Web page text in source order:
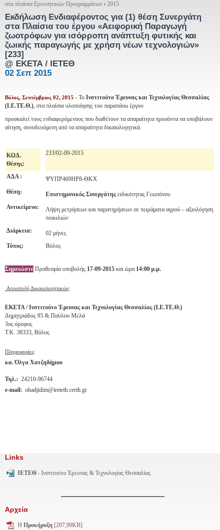
στα πλαίσια Ερευνητικών Προγραμμάτων › 2015
Εκδήλωση Ενδιαφέροντος για (1) θέση Συνεργάτη
στα Πλαίσια του έργου «Αειφορική Παραγωγή
ζωοτρόφων για ισόρροπη ανάπτυξη φυτικής και
ζωικής παραγωγής με χρήση νέων τεχνολογιών»
[233]
@ ΕΚΕΤΑ / ΙΕΤΕΘ
02 Σεπ 2015
Βόλος, Σεπτέμβριος 02, 2015 - Το Ινστιτούτο Έρευνας και Τεχνολογίας Θεσσαλίας
(Ι.Ε.ΤΕ.Θ.), στα πλαίσια υλοποίησης του παραπάνω έργου
προσκαλεί τους ενδιαφερόμενους που διαθέτουν τα απαραίτητα προσόντα να υποβάλουν
αίτηση, συνοδευόμενη από τα απαραίτητα δικαιολογητικά.
ΚΩΔ.
Θέσης:
233/02-09-2015
ΑΔΑ :
ΨΥΠΡ469ΗΡ8-ΘΚΧ
Θέση:
Επιστημονικός Συνεργάτης ειδικότητας Γεωπόνου
Αντικείμενο:
Λήψη μετρήσεων και παρατηρήσεων σε πειράματα αγρού – αξιολόγηση
ποικιλιών
Διάρκεια:
02 μήνες
Τόπος:
Βόλος
Σημειώστε Προθεσμία υποβολής 17-09-2015 και ώρα 14:00 μ.μ.
Αποστολή Δικαιολογητικών:
ΕΚΕΤΑ / Ινστιτούτο Έρευνας και Τεχνολογίας Θεσσαλίας (Ι.Ε.ΤΕ.Θ.)
Δημητριάδος 95 & Παύλου Μελά
3ος όροφος
Τ.Κ. 38333, Βόλος
Πληροφορίες:
κα. Όλγα Χατζηδήμου
Τηλ.: 24210-96744
e-mail: ohadjidim@ireteth.certh.gr
Links
ΙΕΤΕΘ - Ινστιτούτο Έρευνας & Τεχνολογίας Θεσσαλίας
Αρχεία
H Προκήρυξη [207,99KB]